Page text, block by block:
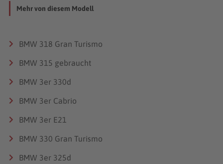
Mehr von diesem Modell
BMW 318 Gran Turismo
BMW 315 gebraucht
BMW 3er 330d
BMW 3er Cabrio
BMW 3er E21
BMW 330 Gran Turismo
BMW 3er 325d